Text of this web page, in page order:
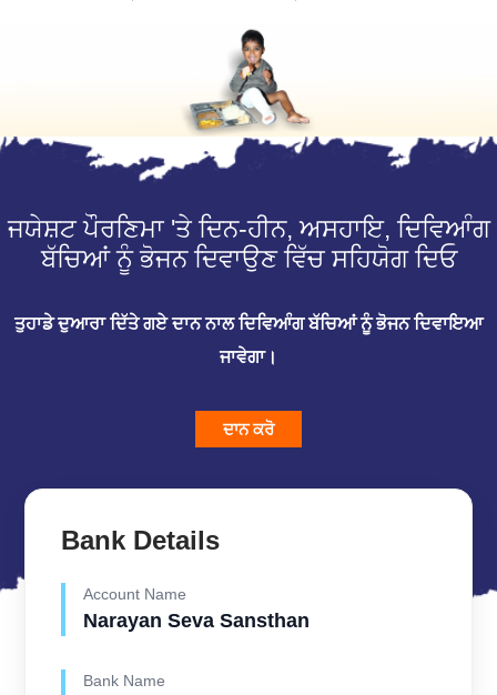
ਜਯੇਸ਼ਟ ਪੌਰਣਿਮਾ 'ਤੇ ਦਿਨ-ਹੀਨ, ਅਸਹਾਇ, ਦਿਵਿਆੰਗ
ਬੱਚਿਆਂ ਨੂੰ ਭੋਜਨ ਦਿਵਾਉਣ ਵਿੱਚ ਸਹਿਯੋਗ ਦਿਓ
ਤੁਹਾਡੇ ਦੁਆਰਾ ਦਿੱਤੇ ਗਏ ਦਾਨ ਨਾਲ ਦਿਵਿਆੰਗ ਬੱਚਿਆਂ ਨੂੰ ਭੋਜਨ ਦਿਵਾਇਆ
ਜਾਵੇਗਾ।
ਦਾਨ ਕਰੋ
Bank Details
Account Name
Narayan Seva Sansthan
Bank Name